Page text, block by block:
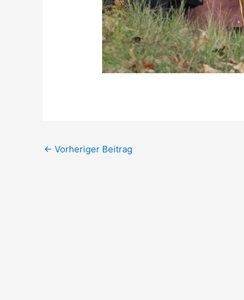
← Vorheriger Beitrag